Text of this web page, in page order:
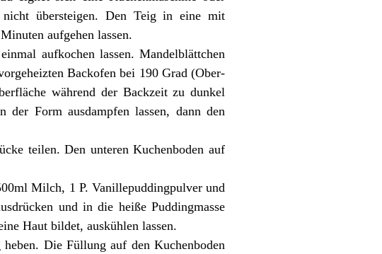
übersteigen. Den Teig in eine mit
aufgehen lassen.
aufkochen lassen. Mandelblättchen
Backofen bei 190 Grad (Ober-
während der Backzeit zu dunkel
Form ausdampfen lassen, dann den
teilen. Den unteren Kuchenboden auf
Milch, 1 P. Vanillepuddingpulver und
und in die heiße Puddingmasse
Haut bildet, auskühlen lassen.
Die Füllung auf den Kuchenboden